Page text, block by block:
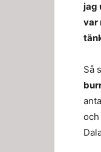
jag
var
Så